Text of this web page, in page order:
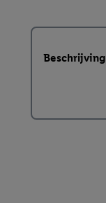
Beschrijving